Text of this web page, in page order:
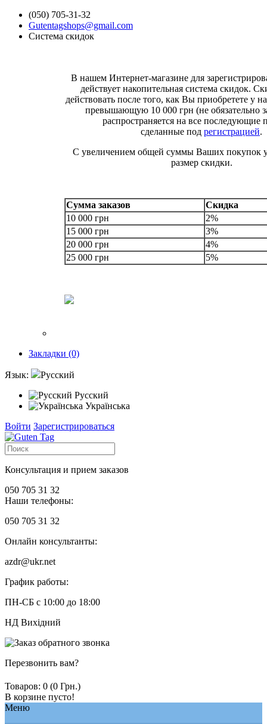
(050) 705-31-32
Gutentagshops@gmail.com
Система скидок
В нашем Интернет-магазине для
действует накопительная система скидок.
действовать после того, как Вы приобретете у
превышающую 10 000 грн (не обязательно
распространяется на все последующие
сделанные под регистрацией.
С увеличением общей суммы Ваших покупок
размер скидки.
Сумма заказов
Скидка
10 000 грн
2%
15 000 грн
3%
20 000 грн
4%
25 000 грн
5%
Закладки (0)
Язык:
Русский
Русский
Українська
Войти Зарегистрироваться
Консультация и прием заказов
050 705 31 32
Наши телефоны:
050 705 31 32
Онлайн консультанты:
azdr@ukr.net
График работы:
ПН-СБ с 10:00 до 18:00
НД Вихідний
Перезвонить вам?
Товаров: 0 (0 Грн.)
В корзине пусто!
Меню